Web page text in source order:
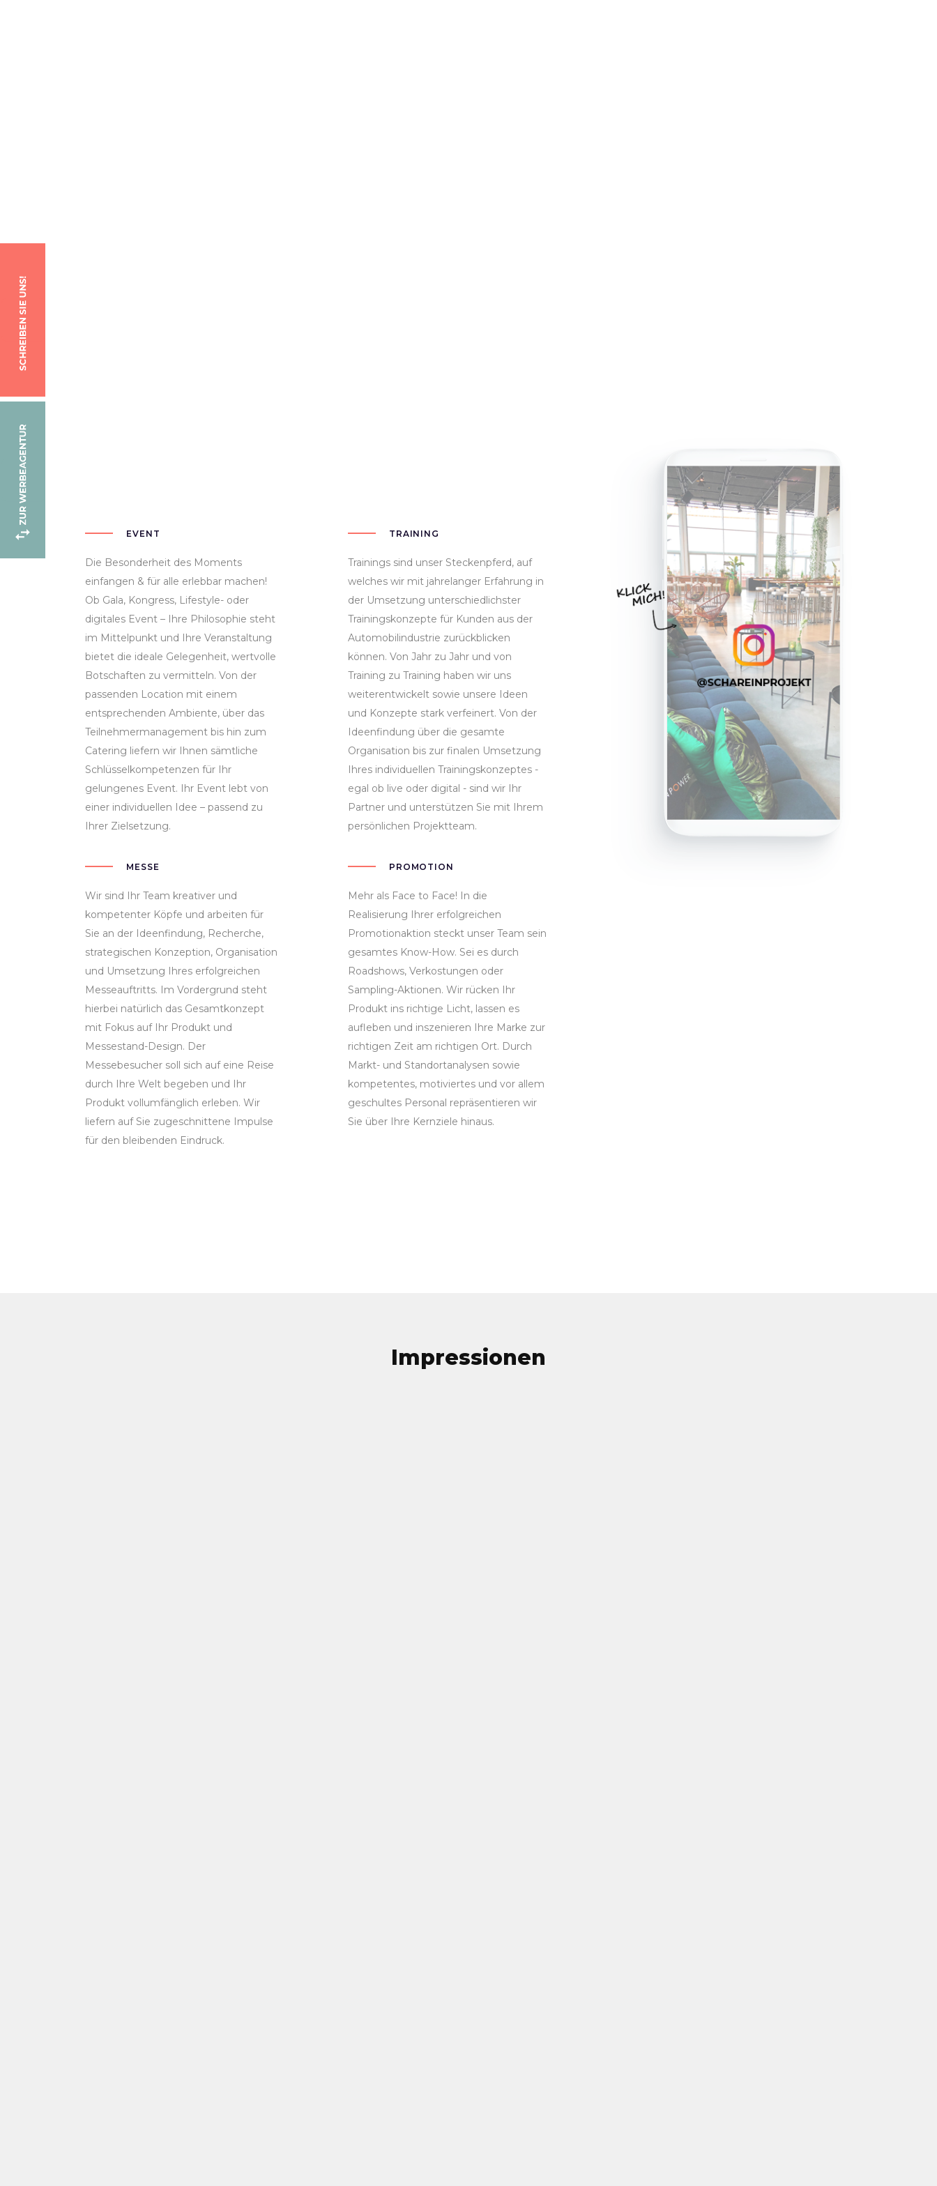
EVENT
Die Besonderheit des Moments
einfangen & für alle erlebbar machen!
Ob Gala, Kongress, Lifestyle- oder
digitales Event – Ihre Philosophie steht
im Mittelpunkt und Ihre Veranstaltung
bietet die ideale Gelegenheit, wertvolle
Botschaften zu vermitteln. Von der
passenden Location mit einem
entsprechenden Ambiente, über das
Teilnehmermanagement bis hin zum
Catering liefern wir Ihnen sämtliche
Schlüsselkompetenzen für Ihr
gelungenes Event. Ihr Event lebt von
einer individuellen Idee – passend zu
Ihrer Zielsetzung.
TRAINING
Trainings sind unser Steckenpferd, auf
welches wir mit jahrelanger Erfahrung in
der Umsetzung unterschiedlichster
Trainingskonzepte für Kunden aus der
Automobilindustrie zurückblicken
können. Von Jahr zu Jahr und von
Training zu Training haben wir uns
weiterentwickelt sowie unsere Ideen
und Konzepte stark verfeinert. Von der
Ideenfindung über die gesamte
Organisation bis zur finalen Umsetzung
Ihres individuellen Trainingskonzeptes -
egal ob live oder digital - sind wir Ihr
Partner und unterstützen Sie mit Ihrem
persönlichen Projektteam.
MESSE
Wir sind Ihr Team kreativer und
kompetenter Köpfe und arbeiten für
Sie an der Ideenfindung, Recherche,
strategischen Konzeption, Organisation
und Umsetzung Ihres erfolgreichen
Messeauftritts. Im Vordergrund steht
hierbei natürlich das Gesamtkonzept
mit Fokus auf Ihr Produkt und
Messestand-Design. Der
Messebesucher soll sich auf eine Reise
durch Ihre Welt begeben und Ihr
Produkt vollumfänglich erleben. Wir
liefern auf Sie zugeschnittene Impulse
für den bleibenden Eindruck.
PROMOTION
Mehr als Face to Face! In die
Realisierung Ihrer erfolgreichen
Promotionaktion steckt unser Team sein
gesamtes Know-How. Sei es durch
Roadshows, Verkostungen oder
Sampling-Aktionen. Wir rücken Ihr
Produkt ins richtige Licht, lassen es
aufleben und inszenieren Ihre Marke zur
richtigen Zeit am richtigen Ort. Durch
Markt- und Standortanalysen sowie
kompetentes, motiviertes und vor allem
geschultes Personal repräsentieren wir
Sie über Ihre Kernziele hinaus.
Impressionen